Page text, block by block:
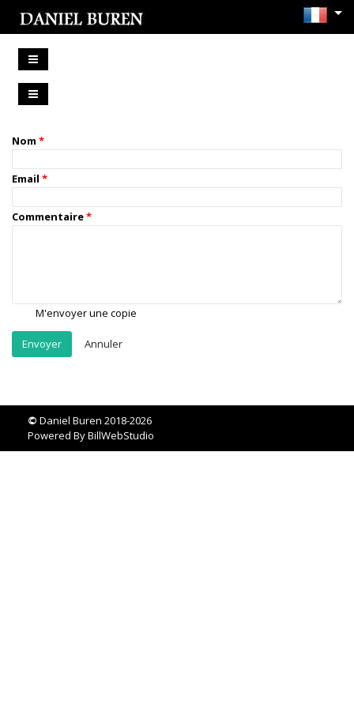
Nom
Email
Commentaire
M'envoyer une copie
Annuler
© Daniel Buren 2018-2026
Powered ByBillWebStudio